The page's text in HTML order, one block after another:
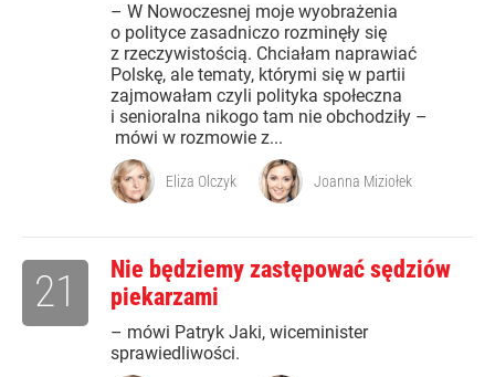
– W Nowoczesnej moje wyobrażenia
o polityce zasadniczo rozminęły się
z rzeczywistością. Chciałam naprawiać
Polskę, ale tematy, którymi się w partii
zajmowałam czyli polityka społeczna
i senioralna nikogo tam nie obchodziły –
mówi w rozmowie z...
Eliza Olczyk Joanna Miziołek
Nie będziemy zastępować sędziów
piekarzami
– mówi Patryk Jaki, wiceminister
sprawiedliwości.
21